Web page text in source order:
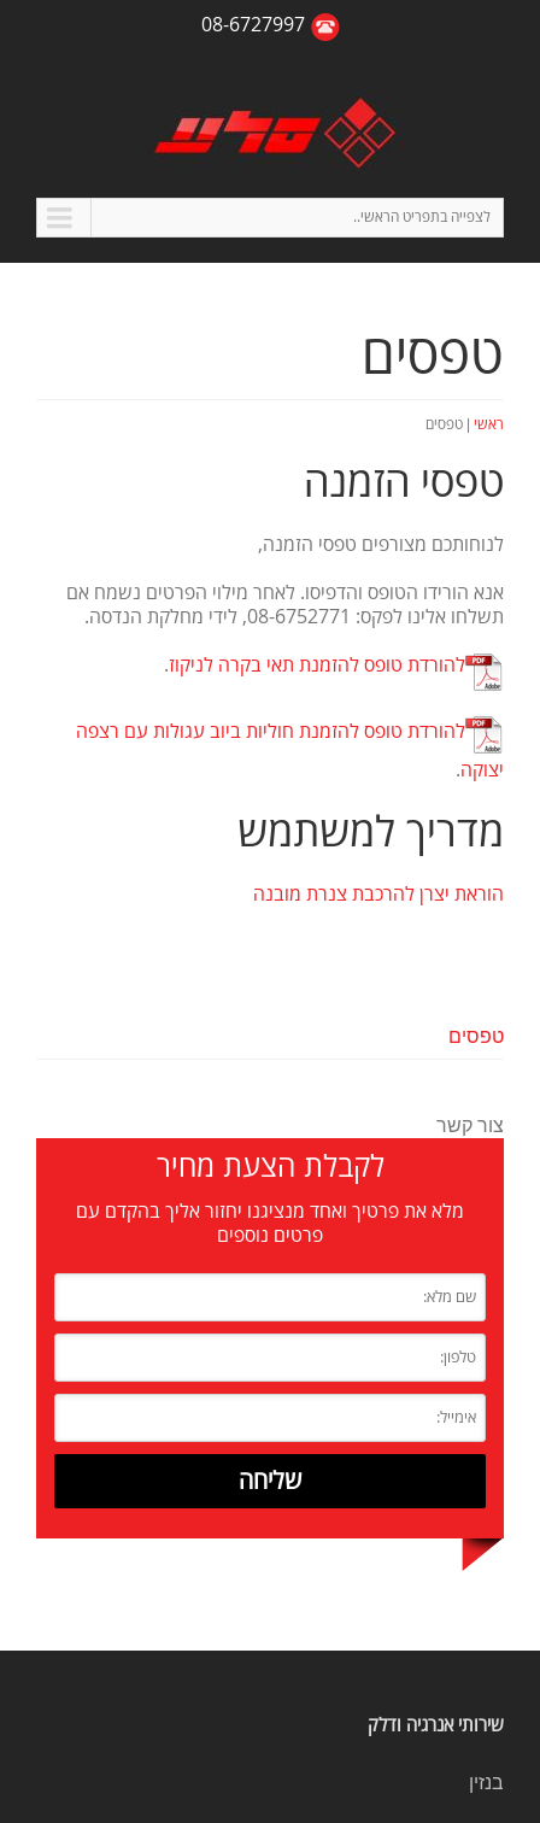
08-6727997
לצפייה בתפריט הראשי..
טפסים
ראשי טפסים
טפסי הזמנה
לנוחותכם מצורפים טפסי הזמנה,
אנא הורידו הטופס והדפיסו. לאחר מילוי הפרטים נשמח אם
תשלחו אלינו לפקס: 08-6752771, לידי מחלקת הנדסה.
להורדת טופס להזמנת תאי בקרה לניקוז.
להורדת טופס להזמנת חוליות ביוב עגולות עם רצפה
יצוקה.
מדריך למשתמש
הוראת יצרן להרכבת צנרת מובנה
טפסים
צור קשר
לקבלת הצעת מחיר
מלא את פרטיך ואחד מנציגנו יחזור אליך בהקדם עם
פרטים נוספים
שירותי אנרגיה ודלק
בנזין